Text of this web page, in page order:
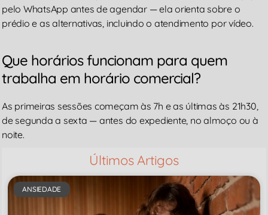
pelo WhatsApp antes de agendar — ela orienta sobre o
prédio e as alternativas, incluindo o atendimento por vídeo.
Que horários funcionam para quem
trabalha em horário comercial?
As primeiras sessões começam às 7h e as últimas às 21h30,
de segunda a sexta — antes do expediente, no almoço ou à
noite.
Últimos Artigos
ANSIEDADE